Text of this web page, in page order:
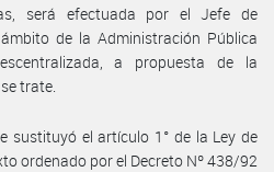
será efectuada por el Jefe de
de la Administración Pública
a propuesta de la
trate.
sustituyó el artículo 1° de la Ley de
ordenado por el Decreto Nº 438/92